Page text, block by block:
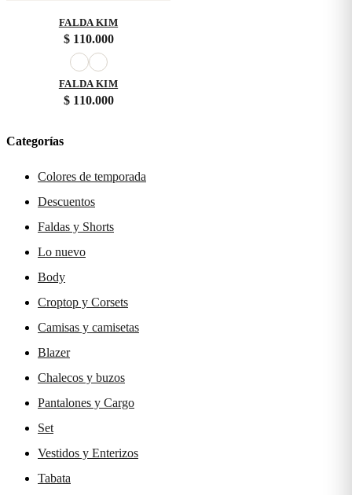
FALDA KIM
$110.000
FALDA KIM
$110.000
Categorías
Colores de temporada
Descuentos
Faldas y Shorts
Lo nuevo
Body
Croptop y Corsets
Camisas y camisetas
Blazer
Chalecos y buzos
Pantalones y Cargo
Set
Vestidos y Enterizos
Tabata